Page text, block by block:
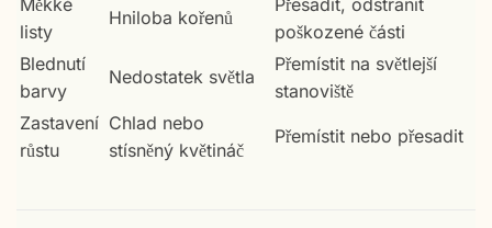
Měkké
listy
Hniloba kořenů
Přesadit, odstranit
poškozené části
Blednutí
barvy
Nedostatek světla
Přemístit na světlejší
stanoviště
Zastavení
růstu
Chlad nebo
stísněný květináč
Přemístit nebo přesadit